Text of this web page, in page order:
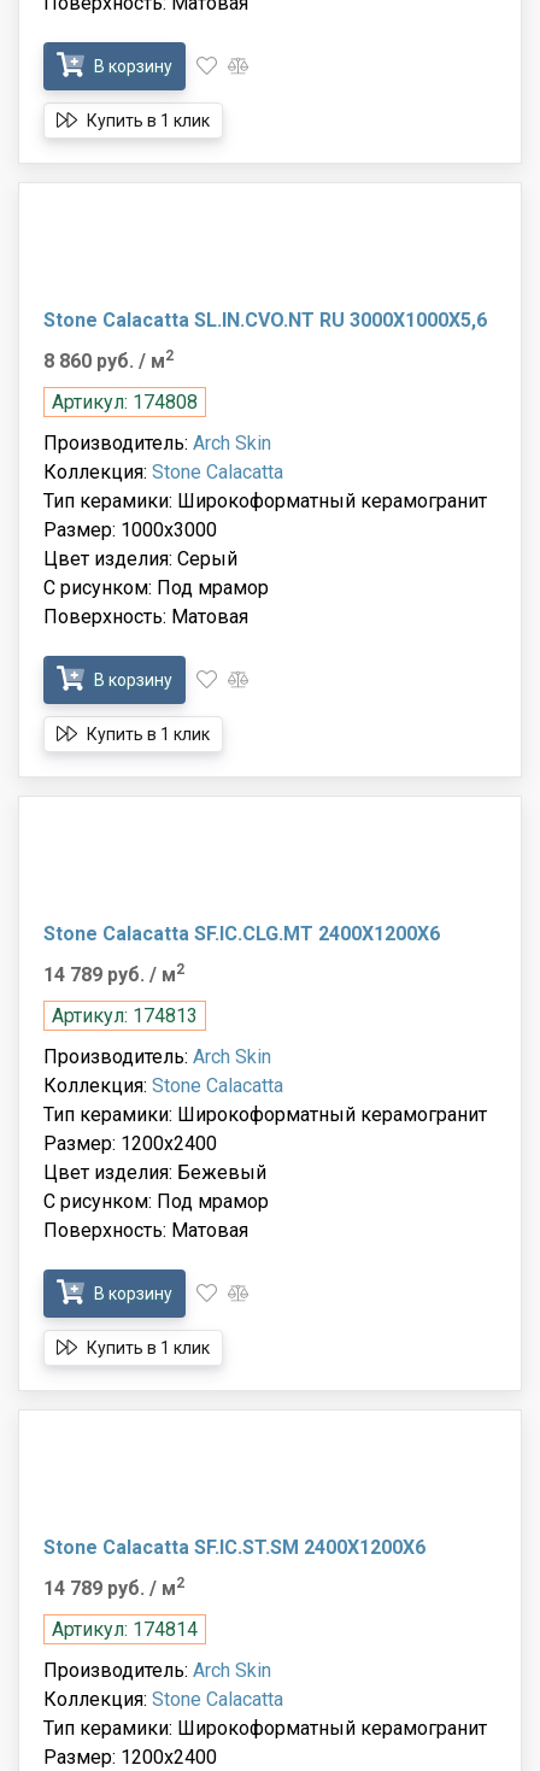
В корзину
Купить в 1 клик
Stone Calacatta SL.IN.CVO.NT RU 3000X1000X5,6
8 860 руб. / м2
Артикул: 174808
Производитель: Arch Skin
Коллекция: Stone Calacatta
Тип керамики: Широкоформатный керамогранит
Размер: 1000x3000
Цвет изделия: Серый
С рисунком: Под мрамор
Поверхность: Матовая
В корзину
Купить в 1 клик
Stone Calacatta SF.IC.CLG.MT 2400X1200X6
14 789 руб. / м2
Артикул: 174813
Производитель: Arch Skin
Коллекция: Stone Calacatta
Тип керамики: Широкоформатный керамогранит
Размер: 1200x2400
Цвет изделия: Бежевый
С рисунком: Под мрамор
Поверхность: Матовая
В корзину
Купить в 1 клик
Stone Calacatta SF.IC.ST.SM 2400X1200X6
14 789 руб. / м2
Артикул: 174814
Производитель: Arch Skin
Коллекция: Stone Calacatta
Тип керамики: Широкоформатный керамогранит
Размер: 1200x2400